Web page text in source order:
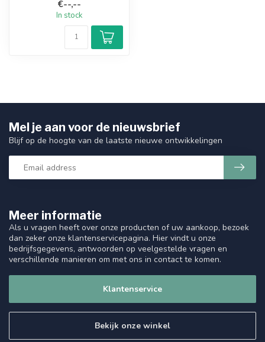
€--,--
In stock
Meer informatie
Als u vragen heeft over onze producten of uw aankoop, bezoek
dan zeker onze klantenservicepagina. Hier vindt u onze
bedrijfsgegevens, antwoorden op veelgestelde vragen en
verschillende manieren om met ons in contact te komen.
Klantenservice
Bekijk onze winkel
Mel je aan voor de nieuwsbrief
Blijf op de hoogte van de laatste nieuwe ontwikkelingen